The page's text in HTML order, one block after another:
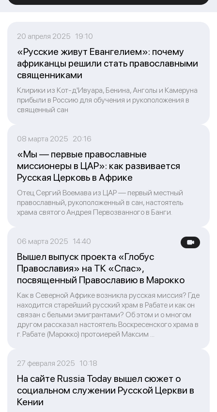
20 апреля 2025 19:10
«Русские живут Евангелием»: почему
африканцы решили стать православными
священниками
Клирики из Кот-д'Ивуара, Бенина, Анголы и Камеруна
прибыли в Россию для обучения и рукоположения в
священный сан
08 марта 2025 20:16
«Мы — первые православные
миссионеры в ЦАР»: как развивается
Русская Церковь в Африке
Отец Сергий Воемава из ЦАР — первый местный
православный, рукоположенный в сан, настоятель
храма святого Андрея Первозванного в Банги.
06 марта 2025 14:40
Вышел выпуск проекта «Глобус
Православия» на ТК «Спас»,
посвященный Православию в Марокко
Как в Северной Африке возникла русская миссия? Где
находится старейший русский храм в Рабате и как он
связан с белыми эмигрантами? Об этом и о многом
другом рассказал настоятель Воскресенского храма в
г. Рабате (Марокко) протоиерей Максим ...
27 февраля 2025 10:18
На сайте Russia Today вышел сюжет о
социальном служении Русской Церкви в
Кении